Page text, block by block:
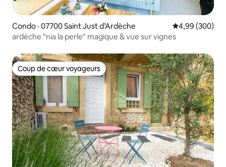
Condo · 07700 Saint Just d’Ardèche Note
4,99 (300)
ardèche "nia la perle" magique & vue sur vignes
Coup de cœur voyageurs
Coup de cœur voyageurs